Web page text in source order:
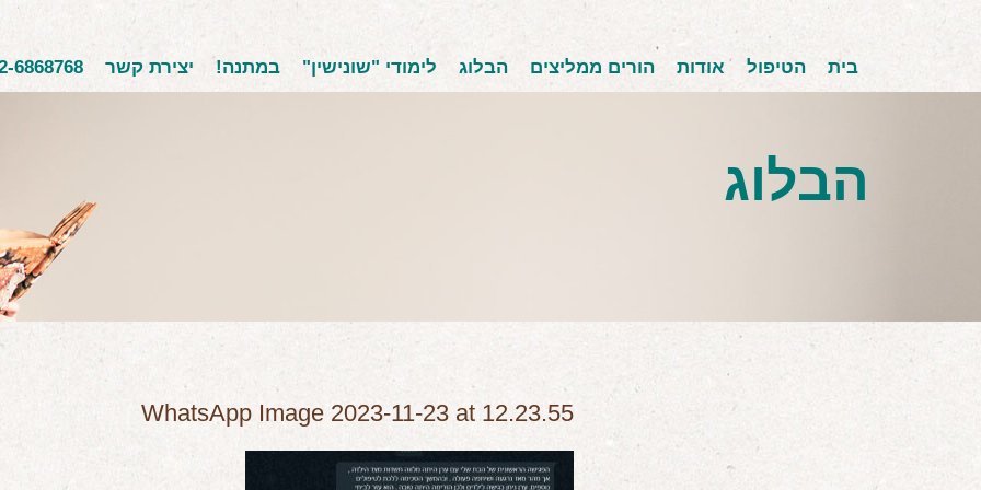
בית הטיפול אודות הורים ממליצים הבלוג לימודי "שונישין" במתנה! יצירת קשר 6868768
הבלוג
WhatsApp Image 2023-11-23 at 12.23.55